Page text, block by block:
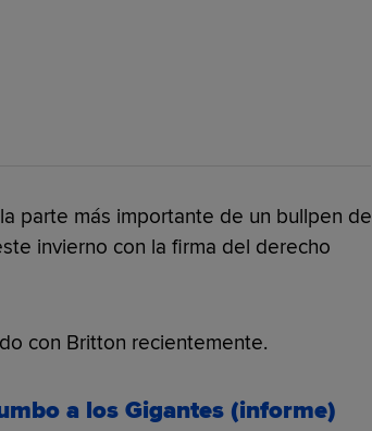
parte más importante de un bullpen de
invierno con la firma del derecho
con Britton recientemente.
a los Gigantes (informe)